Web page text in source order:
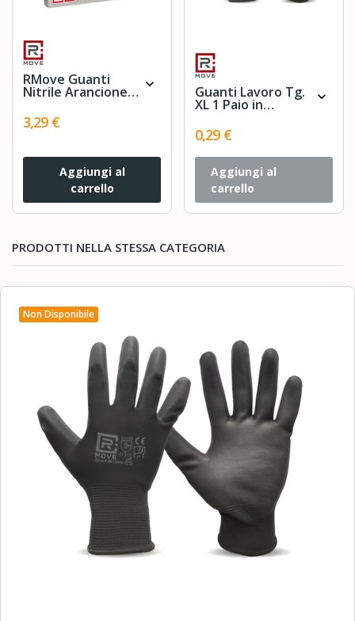
RMove Guanti
Nitrile Arancione
1Cnf/50pz Tg L
expand_more
3,29 €
Aggiungi al
carrello
Guanti Lavoro Tg.
XL 1 Paio in
RMOVE
expand_more
0,29 €
Aggiungi al
carrello
PRODOTTI NELLA STESSA CATEGORIA
Non Disponibile